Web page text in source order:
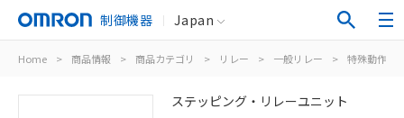
制御機器 Japan
Home > 商品情報 > 商品カテゴリ > リレー > 一般リレー > 特殊動作用
ステッピング・リレーユニット